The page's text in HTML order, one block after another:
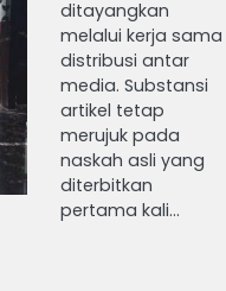
ditayangkan
melalui kerja sama
distribusi antar
media. Substansi
artikel tetap
merujuk pada
naskah asli yang
diterbitkan
pertama kali…